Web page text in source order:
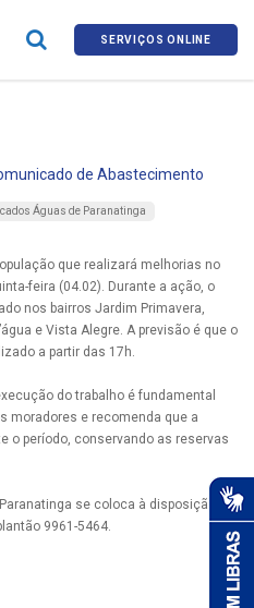
SERVIÇOS ONLINE
de Abastecimento
Águas de Paranatinga
que realizará melhorias no
feira (04.02). Durante a ação, o
nos bairros Jardim Primavera,
e Vista Alegre. A previsão é que o
a partir das 17h.
do trabalho é fundamental
moradores e recomenda que a
o período, conservando as reservas
se coloca à disposição no
9961-5464.